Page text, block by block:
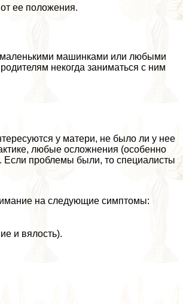
ее положения.
маленькими машинками или любыми
некогда заниматься с ним
у матери, не было ли у нее
любые осложнения (особенно
Если проблемы были, то специалисты
на следующие симптомы:
и вялость).